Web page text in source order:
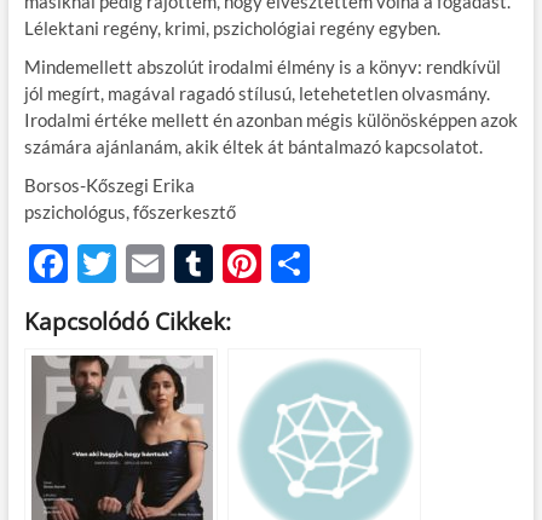
Lélektani regény, krimi, pszichológiai regény egyben.
Mindemellett abszolút irodalmi élmény is a könyv: rendkívül
jól megírt, magával ragadó stílusú, letehetetlen olvasmány.
Irodalmi értéke mellett én azonban mégis különösképpen azok
számára ajánlanám, akik éltek át bántalmazó kapcsolatot.
Borsos-Kőszegi Erika
pszichológus, főszerkesztő
F
ac
e
b
o
o
k
T
w
itt
er
E
m
ail
T
u
m
Pi
es
O
m
e
g
Kapcsolódó Cikkek: